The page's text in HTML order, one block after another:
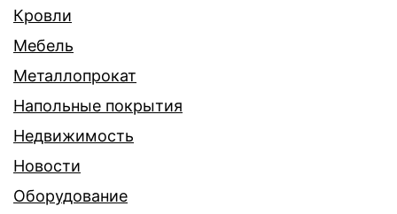
Кровли
Мебель
Металлопрокат
Напольные покрытия
Недвижимость
Новости
Оборудование